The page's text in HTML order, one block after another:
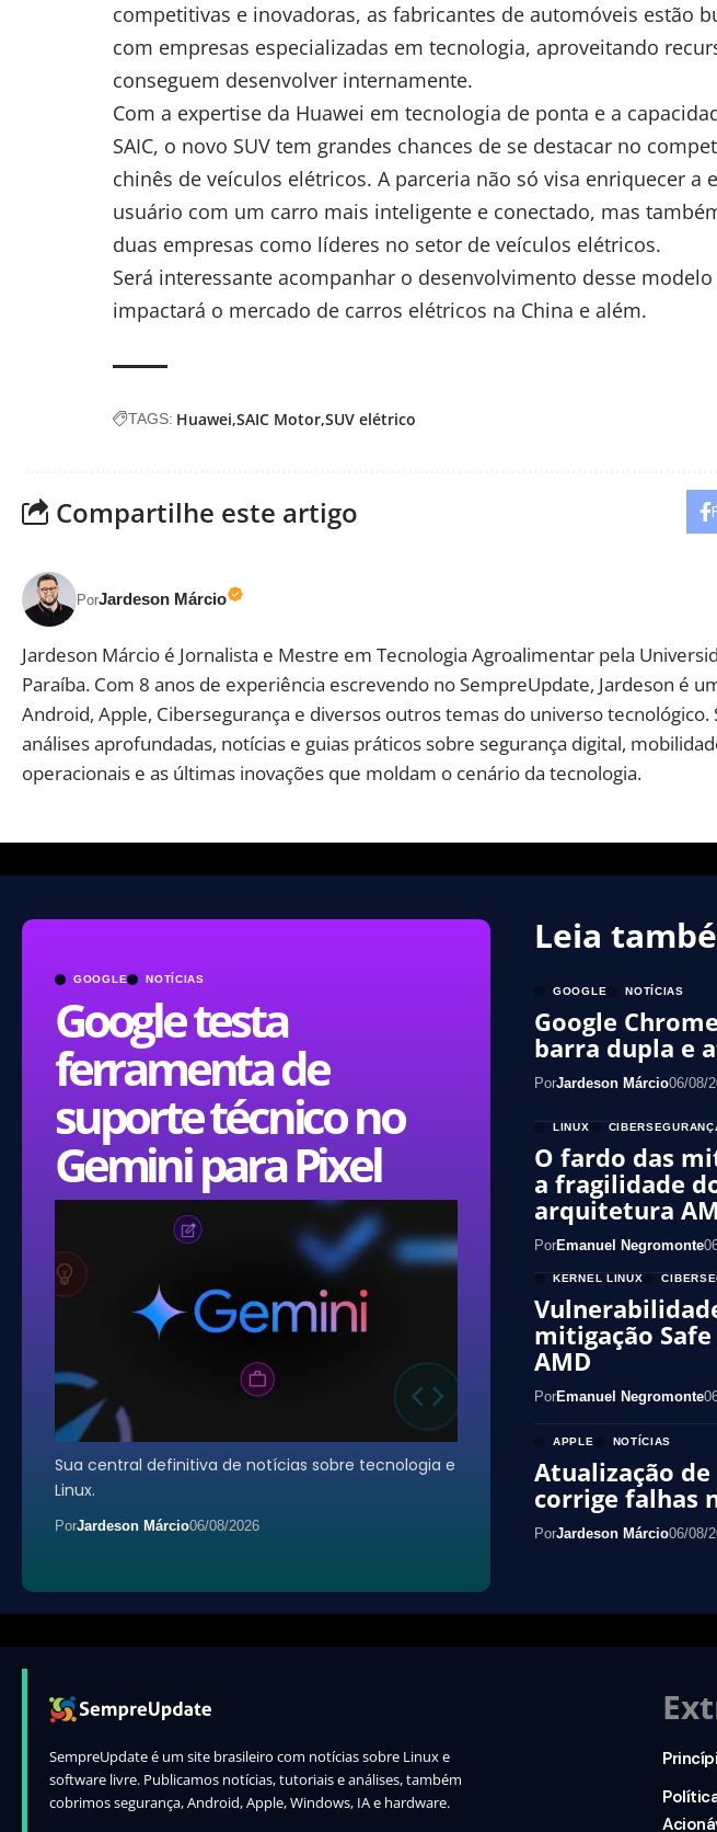
competitivas e inovadoras, as fabricantes de automóveis estão
com empresas especializadas em tecnologia, aproveitando
conseguem desenvolver internamente.
Com a expertise da Huawei em tecnologia de ponta e a
SAIC, o novo SUV tem grandes chances de se destacar no
chinês de veículos elétricos. A parceria não só visa enriquecer a
usuário com um carro mais inteligente e conectado, mas
duas empresas como líderes no setor de veículos elétricos.
Será interessante acompanhar o desenvolvimento desse
impactará o mercado de carros elétricos na China e além.
TAGS: Huawei SAIC Motor SUV elétrico
Compartilhe este artigo
PorJardeson Márcio
Jardeson Márcio é Jornalista e Mestre em Tecnologia Agroalimentar pela
Paraíba. Com 8 anos de experiência escrevendo no SempreUpdate, Jardeson é
Android, Apple, Cibersegurança e diversos outros temas do universo tecnológico.
análises aprofundadas, notícias e guias práticos sobre segurança digital,
operacionais e as últimas inovações que moldam o cenário da tecnologia.
GOOGLE NOTÍCIAS
Google testa
ferramenta de
suporte técnico no
Gemini para Pixel
Sua central definitiva de notícias sobre tecnologia e
Linux.
PorJardeson Márcio06/08/2026
Leia
GOOGLE NOTÍCIAS
Google
barra dupla e
PorJardeson Márcio06/08/
LINUX
O fardo das
a fragilidade
arquitetura
PorEmanuel Negromonte
KERNEL LINUX
mitigação Safe
AMD
PorEmanuel Negromonte
APPLE NOTÍCIAS
Atualização de
corrige falhas
PorJardeson Márcio06/08/
SempreUpdate é um site brasileiro com notícias sobre Linux e
software livre. Publicamos notícias, tutoriais e análises, também
cobrimos segurança, Android, Apple, Windows, IA e hardware.